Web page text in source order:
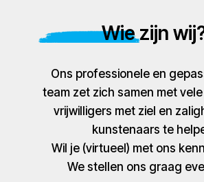
Wie zijn
Ons professionele en
team zet zich samen met
vrijwilligers met ziel en
kunstenaars te
Wil je (virtueel) met ons
We stellen ons graag